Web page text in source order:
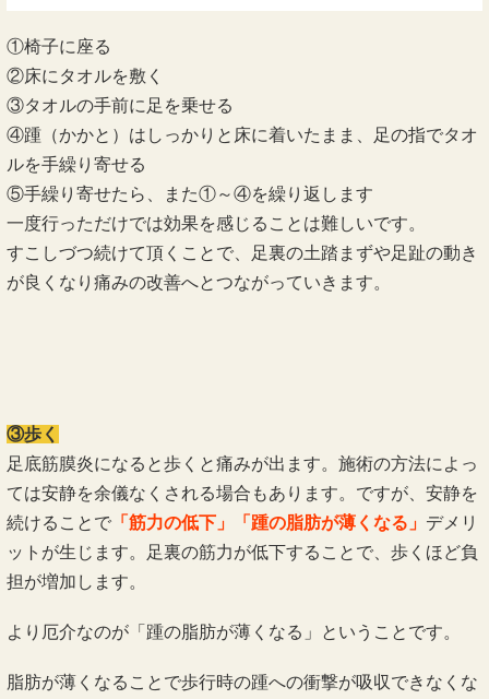
①椅子に座る
②床にタオルを敷く
③タオルの手前に足を乗せる
④踵（かかと）はしっかりと床に着いたまま、足の指でタオ
ルを手繰り寄せる
⑤手繰り寄せたら、また①～④を繰り返します
一度行っただけでは効果を感じることは難しいです。
すこしづつ続けて頂くことで、足裏の土踏まずや足趾の動き
が良くなり痛みの改善へとつながっていきます。
③歩く
足底筋膜炎になると歩くと痛みが出ます。施術の方法によっ
ては安静を余儀なくされる場合もあります。ですが、安静を
続けることで 「筋力の低下」「踵の脂肪が薄くなる」 デメリ
ットが生じます。足裏の筋力が低下することで、歩くほど負
担が増加します。
より厄介なのが「踵の脂肪が薄くなる」ということです。
脂肪が薄くなることで歩行時の踵への衝撃が吸収できなくな